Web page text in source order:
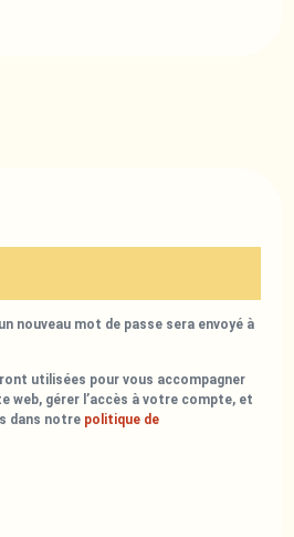
nouveau mot de passe sera envoyé à
utilisées pour vous accompagner
web, gérer l’accès à votre compte, et
dans notre politique de